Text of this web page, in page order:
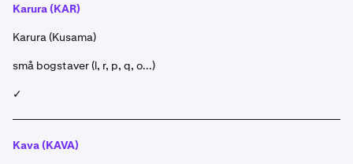
Karura (KAR)
Karura (Kusama)
små bogstaver (l, r, p, q, o...)
✓
Kava (KAVA)